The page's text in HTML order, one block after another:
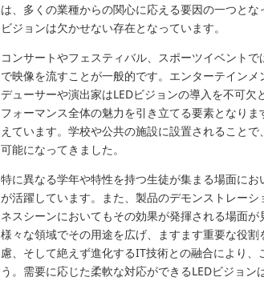
は、多くの業種からの関心に応える要因の一つと
ビジョンは欠かせない存在となっています。
コンサートやフェスティバル、スポーツイベント
で映像を流すことが一般的です。エンターテイン
デューサーや演出家はLEDビジョンの導入を不可
フォーマンス全体の魅力を引き立てる要素となり
えています。学校や公共の施設に設置されること
可能になってきました。
特に異なる学年や特性を持つ生徒が集まる場面に
が活躍しています。また、製品のデモンストレー
ネスシーンにおいてもその効果が発揮される場面
様々な領域でその用途を広げ、ますます重要な役
慮、そして絶えず進化するIT技術との融合により
う。需要に応じた柔軟な対応ができるLEDビジョ